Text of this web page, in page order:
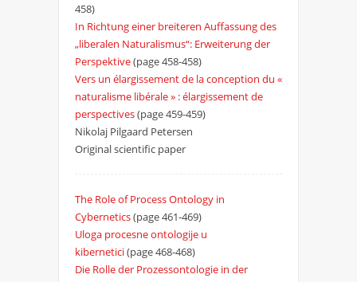
458)
In Richtung einer breiteren Auffassung des
„liberalen Naturalismus“: Erweiterung der
Perspektive(page 458-458)
Vers un élargissement de la conception du «
naturalisme libérale » : élargissement de
perspectives(page 459-459)
Nikolaj Pilgaard Petersen
Original scientific paper
The Role of Process Ontology in
Cybernetics(page 461-469)
Uloga procesne ontologije u
kibernetici(page 468-468)
Die Rolle der Prozessontologie in der